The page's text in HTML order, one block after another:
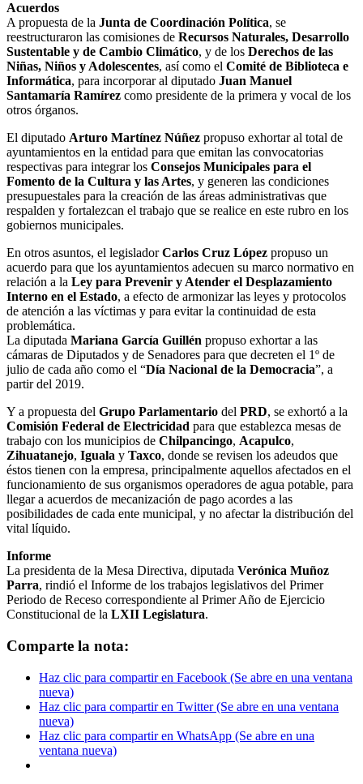
Acuerdos
A propuesta de la Junta de Coordinación Política, se
reestructuraron las comisiones de Recursos Naturales, Desarrollo
Sustentable y de Cambio Climático, y de los Derechos de las
Niñas, Niños y Adolescentes, así como el Comité de Biblioteca e
Informática, para incorporar al diputado Juan Manuel
Santamaría Ramírez como presidente de la primera y vocal de los
otros órganos.
El diputado Arturo Martínez Núñez propuso exhortar al total de
ayuntamientos en la entidad para que emitan las convocatorias
respectivas para integrar los Consejos Municipales para el
Fomento de la Cultura y las Artes, y generen las condiciones
presupuestales para la creación de las áreas administrativas que
respalden y fortalezcan el trabajo que se realice en este rubro en los
gobiernos municipales.
En otros asuntos, el legisladorCarlos Cruz López propuso un
acuerdo para que los ayuntamientos adecuen su marco normativo en
relación a la Ley para Prevenir y Atender el Desplazamiento
Interno en el Estado, a efecto de armonizar las leyes y protocolos
de atención a las víctimas y para evitar la continuidad de esta
problemática.
La diputada Mariana García Guillén propuso exhortar a las
cámaras de Diputados y de Senadores para que decreten el 1º de
julio de cada año como el “Día Nacional de la Democracia”, a
partir del 2019.
Y a propuesta del Grupo Parlamentario del PRD, se exhortó a la
Comisión Federal de Electricidad para que establezca mesas de
trabajo con los municipios de Chilpancingo, Acapulco,
Zihuatanejo, Iguala y Taxco, donde se revisen los adeudos que
éstos tienen con la empresa, principalmente aquellos afectados en el
funcionamiento de sus organismos operadores de agua potable, para
llegar a acuerdos de mecanización de pago acordes a las
posibilidades de cada ente municipal, y no afectar la distribución del
vital líquido.
Informe
La presidenta de la Mesa Directiva, diputada Verónica Muñoz
Parra, rindió el Informe de los trabajos legislativos del Primer
Periodo de Receso correspondiente al Primer Año de Ejercicio
Constitucional de la LXII Legislatura.
Comparte la nota:
Haz clic para compartir en Facebook (Se abre en una ventana
nueva)
Haz clic para compartir en Twitter (Se abre en una ventana
nueva)
Haz clic para compartir en WhatsApp (Se abre en una
ventana nueva)